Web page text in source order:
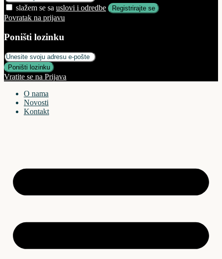
slažem se sa uslovi i odredbe Registrirajte se
Povratak na prijavu
Poništi lozinku
Poništi lozinku
Vratite se na Prijava
O nama
Novosti
Kontakt